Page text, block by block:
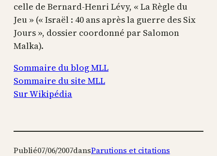
celle de Bernard-Henri Lévy, « La Règle du
Jeu » (« Israël : 40 ans après la guerre des Six
Jours », dossier coordonné par Salomon
Malka).
Sommaire du blog MLL
Sommaire du site MLL
Sur Wikipédia
Publié07/06/2007dansParutions et citations